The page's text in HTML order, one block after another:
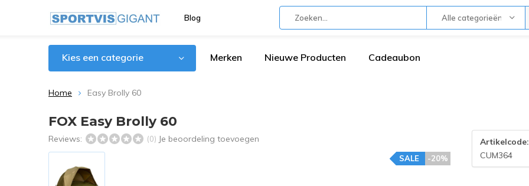
Blog Alle categorieën
Kies een categorie Merken Nieuwe Producten Cadeaubon
Home Easy Brolly 60
FOX Easy Brolly 60
Reviews: (0) Je beoordeling toevoegen
-20%
SALE
Artikelcode:
CUM364